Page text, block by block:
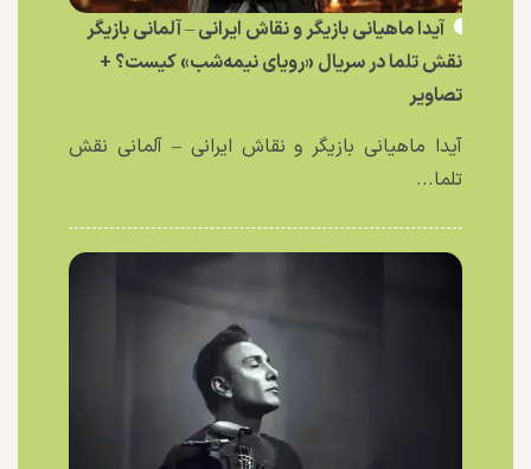
آیدا ماهیانی بازیگر و نقاش ایرانی – آلمانی بازیگر
نقش تلما در سریال «رویای نیمه‌شب» کیست؟ +
تصاویر
آیدا ماهیانی بازیگر و نقاش ایرانی – آلمانی نقش
تلما...